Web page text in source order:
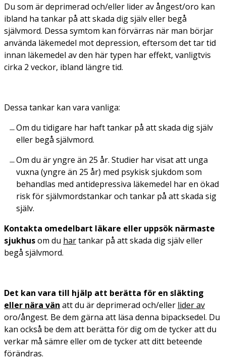
Du som är deprimerad och/eller lider av ångest/oro kan
ibland ha tankar på att skada dig själv eller begå
självmord. Dessa symtom kan förvärras när man börjar
använda läkemedel mot depression, eftersom det tar tid
innan läkemedel av den här typen har effekt, vanligtvis
cirka 2 veckor, ibland längre tid.
Dessa tankar kan vara vanliga:
Om du tidigare har haft tankar på att skada dig själv
eller begå självmord.
Om du är yngre än 25 år. Studier har visat att unga
vuxna (yngre än 25 år) med psykisk sjukdom som
behandlas med antidepressiva läkemedel har en ökad
risk för självmordstankar och tankar på att skada sig
själv.
Kontakta omedelbart läkare eller uppsök närmaste
sjukhusom du hartankar på att skada dig själv eller
begå självmord.
Det kan vara till hjälp att berätta för en släkting
eller nära vän att du är deprimerad och/eller lider av
oro/ångest. Be dem gärna att läsa denna bipacksedel. Du
kan också be dem att berätta för dig om de tycker att du
verkar må sämre eller om de tycker att ditt beteende
förändras.